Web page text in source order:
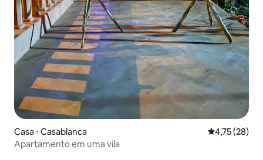
Casa ⋅ Casablanca 4,75 de uma
4,75 (28)
Apartamento em uma vila